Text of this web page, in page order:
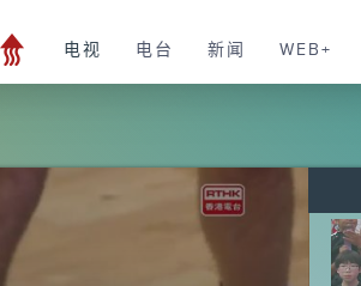
电视 电台 新闻 WEB+